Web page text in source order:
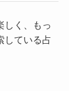
しく、もっ
している占